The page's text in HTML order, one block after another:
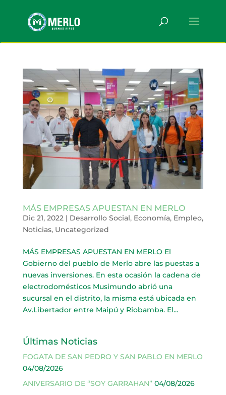
MÁS EMPRESAS APUESTAN EN MERLO
Dic 21, 2022| Desarrollo Social, Economía, Empleo,
Noticias, Uncategorized
MÁS EMPRESAS APUESTAN EN MERLO El
Gobierno del pueblo de Merlo abre las puestas a
nuevas inversiones. En esta ocasión la cadena de
electrodomésticos Musimundo abrió una
sucursal en el distrito, la misma está ubicada en
Av.Libertador entre Maipú y Riobamba. El...
Últimas Noticias
FOGATA DE SAN PEDRO Y SAN PABLO EN MERLO
04/08/2026
ANIVERSARIO DE “SOY GARRAHAN” 04/08/2026